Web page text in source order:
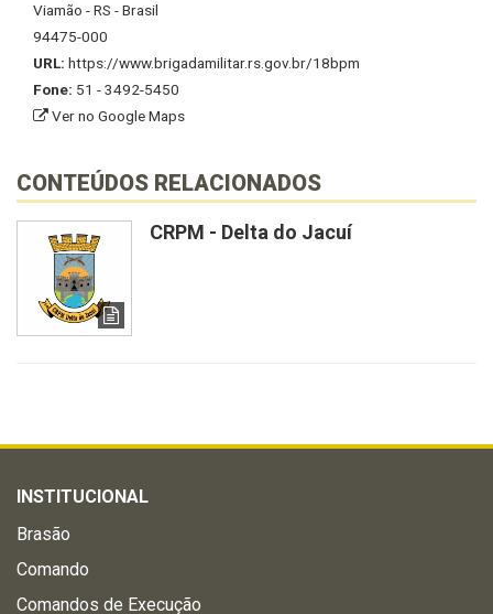
Viamão - RS - Brasil
94475-000
URL: https://www.brigadamilitar.rs.gov.br/18bpm
Fone: 51 - 3492-5450
Ver no Google Maps
CONTEÚDOS RELACIONADOS
CRPM - Delta do Jacuí
INSTITUCIONAL
Brasão
Comando
Comandos de Execução